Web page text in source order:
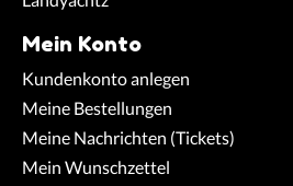
Mein Konto
Kundenkonto anlegen
Meine Bestellungen
Meine Nachrichten (Tickets)
Mein Wunschzettel